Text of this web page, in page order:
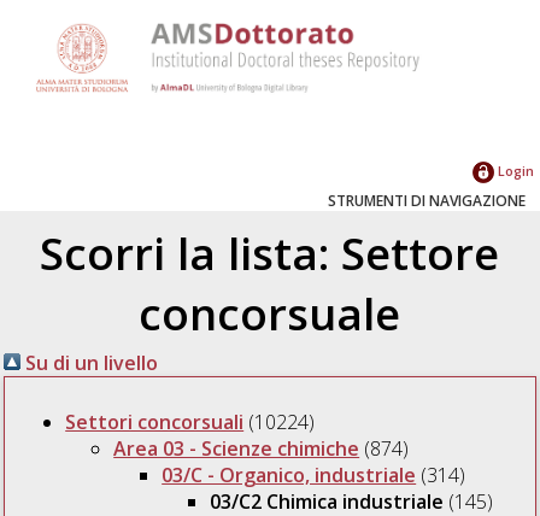
Login
STRUMENTI DI NAVIGAZIONE
Scorri la lista: Settore
concorsuale
Su di un livello
Settori concorsuali (10224)
Area 03 - Scienze chimiche (874)
03/C - Organico, industriale (314)
03/C2 Chimica industriale (145)